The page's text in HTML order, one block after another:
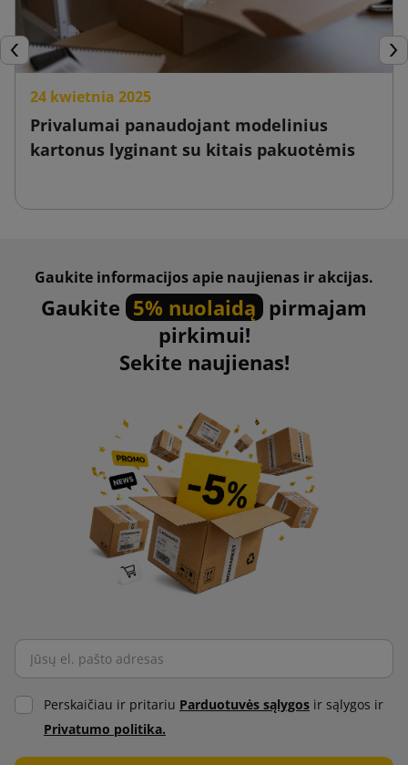
Ankstesnis
24 kwietnia 2025
Privalumai panaudojant modelinius
kartonus lyginant su kitais pakuotėmis
Gaukite informacijos apie naujienas ir akcijas.
Gaukite 5% nuolaidą pirmajam
pirkimui!
Sekite naujienas!
Perskaičiau ir pritariu Parduotuvės sąlygos ir sąlygos ir
Privatumo politika.